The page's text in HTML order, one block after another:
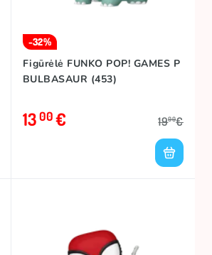
-32%
Figūrėlė FUNKO POP! GAMES P
BULBASAUR (453)
1300€ 1900€